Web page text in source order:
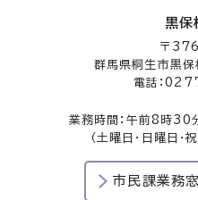
黒保
〒
群馬県桐生市黒
電話：
業務時間：午前8時30
（土曜日・日曜日・
市民課業務